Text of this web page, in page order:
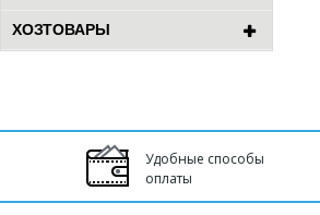
ХОЗТОВАРЫ
Удобные способы
оплаты